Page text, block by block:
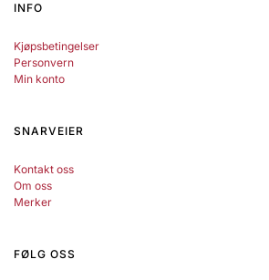
INFO
Kjøpsbetingelser
Personvern
Min konto
SNARVEIER
Kontakt oss
Om oss
Merker
FØLG OSS